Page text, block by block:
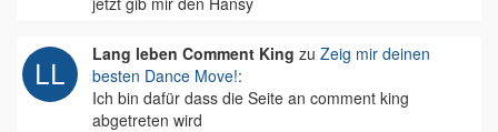
Lang leben Comment King zu Zeig mir deinen
besten Dance Move!:
Ich bin dafür dass die Seite an comment king
abgetreten wird